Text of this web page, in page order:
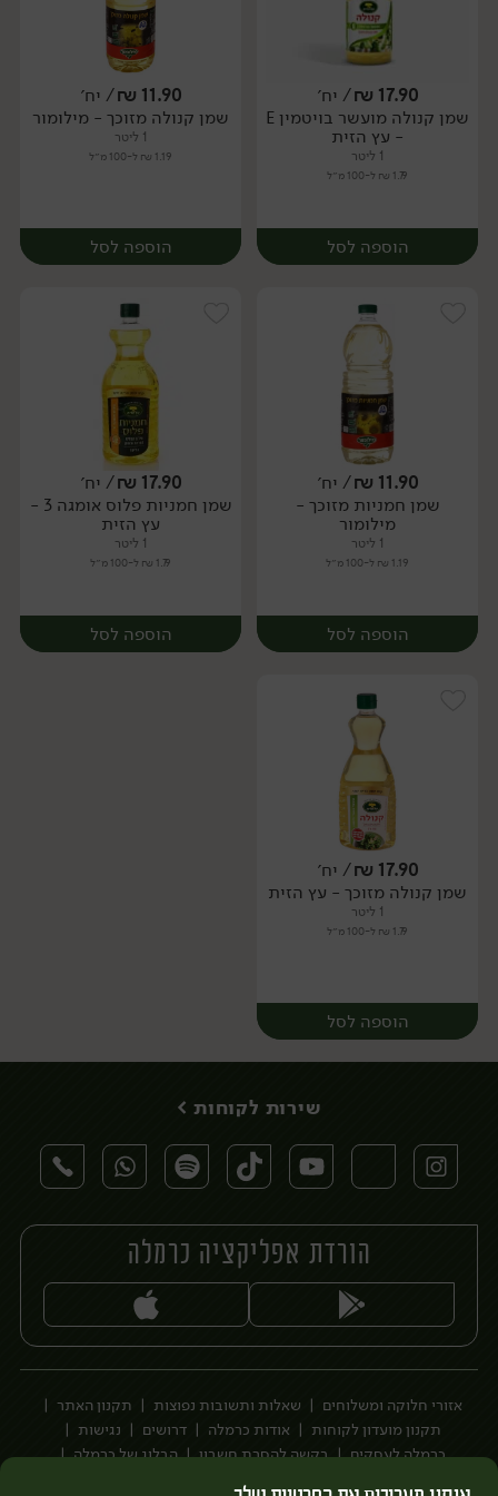
יח׳ יח׳
17.90
₪/ יח׳
שמן קנולה מועשר בויטמין E
- עץ הזית
1 ליטר
1.79 ₪ ל-100 מ״ל
הוספה לסל
יח׳
11.90
₪/ יח׳
שמן קנולה מזוכך - מילומור
1 ליטר
1.19 ₪ ל-100 מ״ל
הוספה לסל
יח׳
11.90
₪/ יח׳
שמן חמניות מזוכך -
מילומור
1 ליטר
1.19 ₪ ל-100 מ״ל
הוספה לסל
יח׳
17.90
₪/ יח׳
שמן חמניות פלוס אומגה 3 -
עץ הזית
1 ליטר
1.79 ₪ ל-100 מ״ל
הוספה לסל
17.90
₪/ יח׳
שמן קנולה מזוכך - עץ הזית
1 ליטר
1.79 ₪ ל-100 מ״ל
הוספה לסל
יח׳
שירות לקוחות >
הורדת אפליקציה כרמלה
אזורי חלוקה ומשלוחים שאלות ותשובות נפוצות
תקנון האתר
תקנון מועדון לקוחות
אודות כרמלה דרושים
נגישות
כרמלה לעסקים
בקשה להסרת חשבון
הבלוג של כרמלה